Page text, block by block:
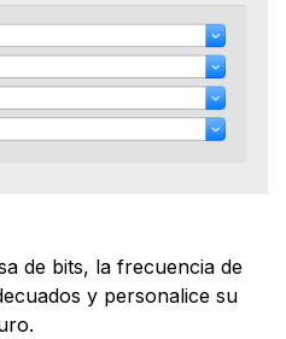
de bits, la frecuencia de
y personalice su